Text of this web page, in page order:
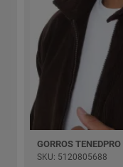
GORROS TENEDPRO
SKU: 5120805688